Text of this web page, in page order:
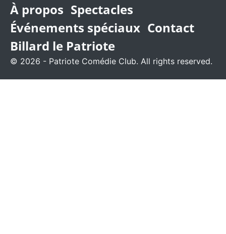
À propos Spectacles
Événements spéciaux Contact
Billard le Patriote
© 2026 - Patriote Comédie Club. All rights reserved.